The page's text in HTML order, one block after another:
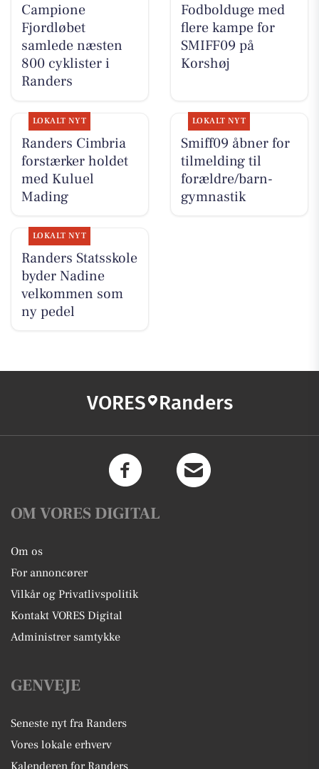
Campione
Fjordløbet
samlede næsten
800 cyklister i
Randers
Fodbolduge med
flere kampe for
SMIFF09 på
Korshøj
LOKALT NYT
Randers Cimbria
forstærker holdet
med Kuluel
Mading
LOKALT NYT
Smiff09 åbner for
tilmelding til
forældre/barn-
gymnastik
LOKALT NYT
Randers Statsskole
byder Nadine
velkommen som
ny pedel
VORES Randers
OM VORES DIGITAL
Om os
For annoncører
Vilkår og Privatlivspolitik
Kontakt VORES Digital
Administrer samtykke
GENVEJE
Seneste nyt fra Randers
Vores lokale erhverv